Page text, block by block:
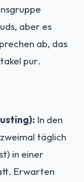
aber es
ab, das
pur.
In den
täglich
in einer
Erwarten